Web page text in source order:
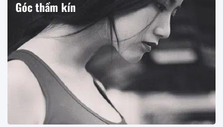
Góc thầm kín